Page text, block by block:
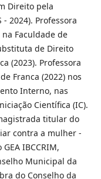
Direito pela
- 2024). Professora
Faculdade de
de Direito
(2023). Professora
Franca (2022) nos
Interno, nas
Científica (IC).
titular do
contra a mulher -
IBCCRIM,
Municipal da
do Conselho da